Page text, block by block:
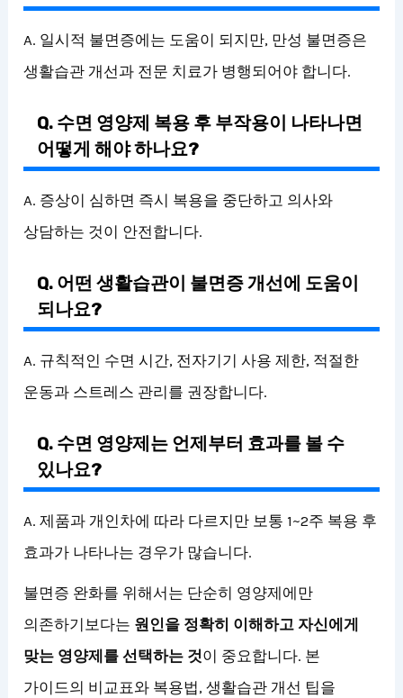
A. 일시적 불면증에는 도움이 되지만, 만성 불면증은
생활습관 개선과 전문 치료가 병행되어야 합니다.
Q. 수면 영양제 복용 후 부작용이 나타나면
어떻게 해야 하나요?
A. 증상이 심하면 즉시 복용을 중단하고 의사와
상담하는 것이 안전합니다.
Q. 어떤 생활습관이 불면증 개선에 도움이
되나요?
A. 규칙적인 수면 시간, 전자기기 사용 제한, 적절한
운동과 스트레스 관리를 권장합니다.
Q. 수면 영양제는 언제부터 효과를 볼 수
있나요?
A. 제품과 개인차에 따라 다르지만 보통 1~2주 복용 후
효과가 나타나는 경우가 많습니다.
불면증 완화를 위해서는 단순히 영양제에만
의존하기보다는 원인을 정확히 이해하고 자신에게
맞는 영양제를 선택하는 것이 중요합니다. 본
가이드의 비교표와 복용법, 생활습관 개선 팁을